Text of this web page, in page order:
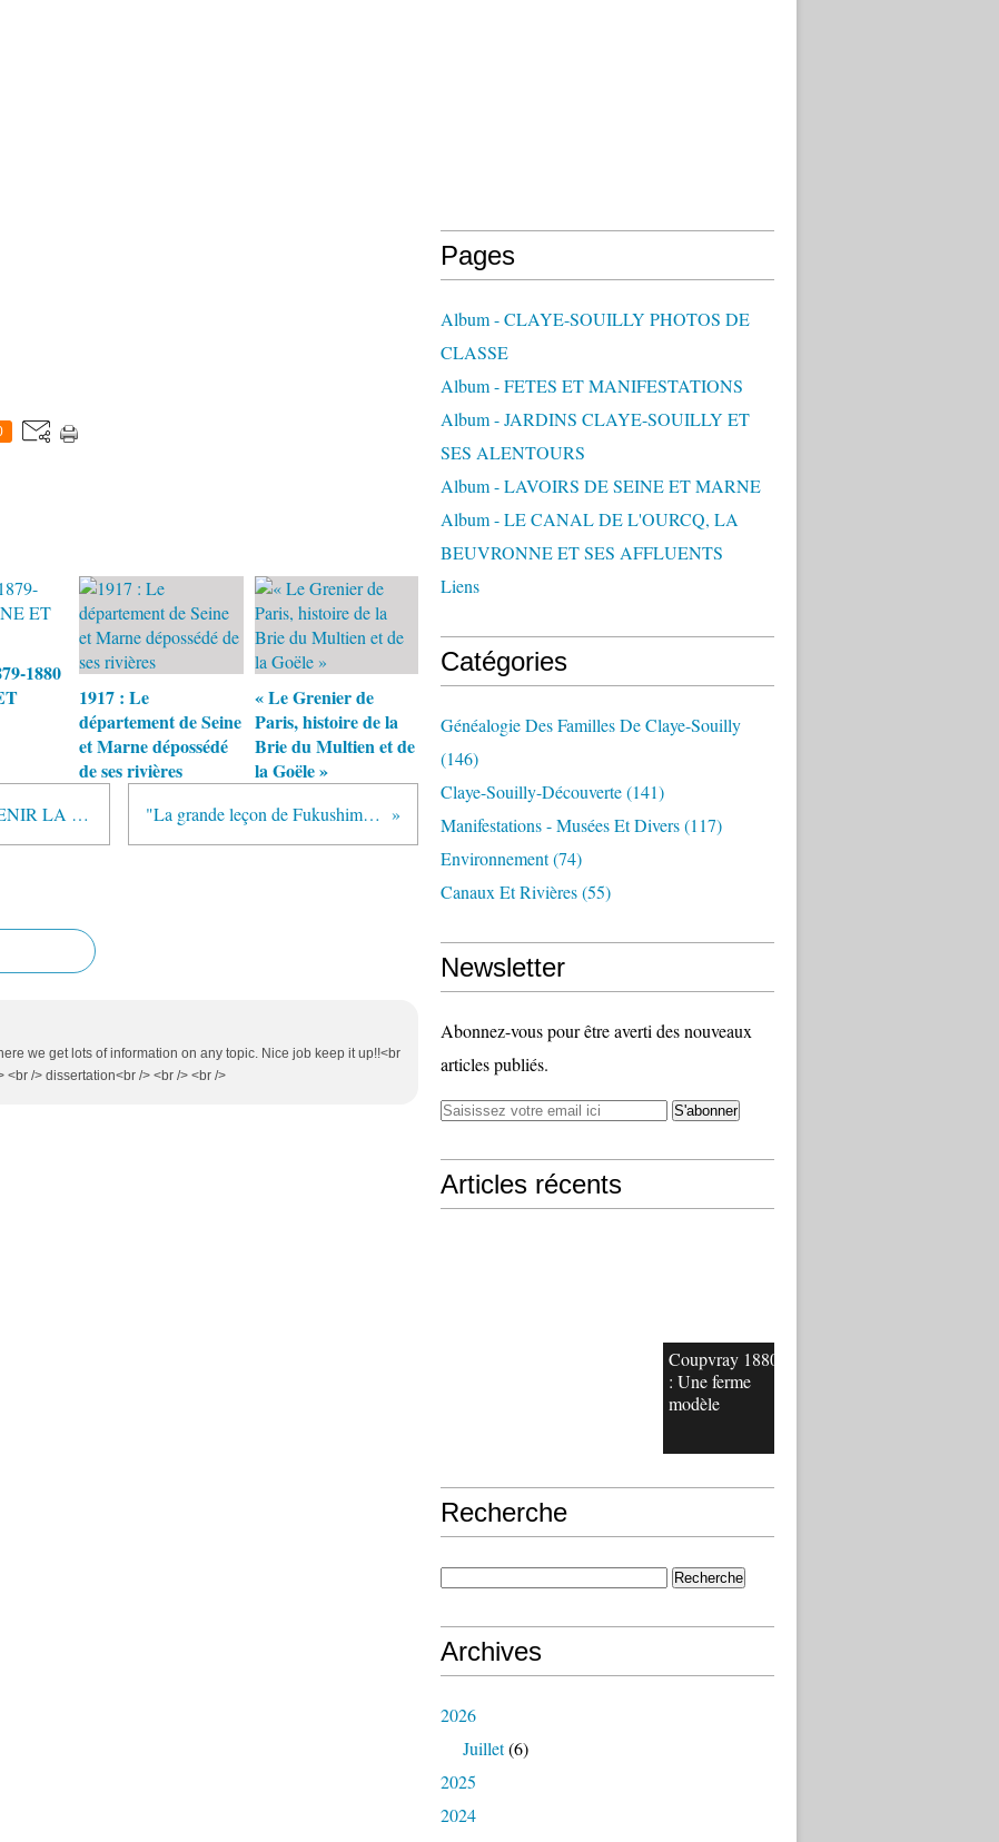
1880
1917 : Le
département de Seine
et Marne dépossédé
de ses rivières
« Le Grenier de
Paris, histoire de la
Brie du Multien et de
la Goële »
PATRIMOINE : QUE VA DEVENIR LA BEUVRONNETTE ? "La grande leçon de Fukushima pour la France"
we get lots of information on any topic. Nice job keep it up!!<br
/> dissertation<br /> <br /> <br />
Pages
Album - CLAYE-SOUILLY PHOTOS DE
CLASSE
Album - FETES ET MANIFESTATIONS
Album - JARDINS CLAYE-SOUILLY ET
SES ALENTOURS
Album - LAVOIRS DE SEINE ET MARNE
Album - LE CANAL DE L'OURCQ, LA
BEUVRONNE ET SES AFFLUENTS
Liens
Catégories
Généalogie Des Familles De Claye-Souilly
(146)
Claye-Souilly-Découverte(141)
Manifestations - Musées Et Divers(117)
Environnement(74)
Canaux Et Rivières(55)
Newsletter
Abonnez-vous pour être averti des nouveaux
articles publiés.
Articles récents
Coupvray 1880
: Une ferme
modèle
Recherche
Archives
2026
Juillet(6)
2025
2024